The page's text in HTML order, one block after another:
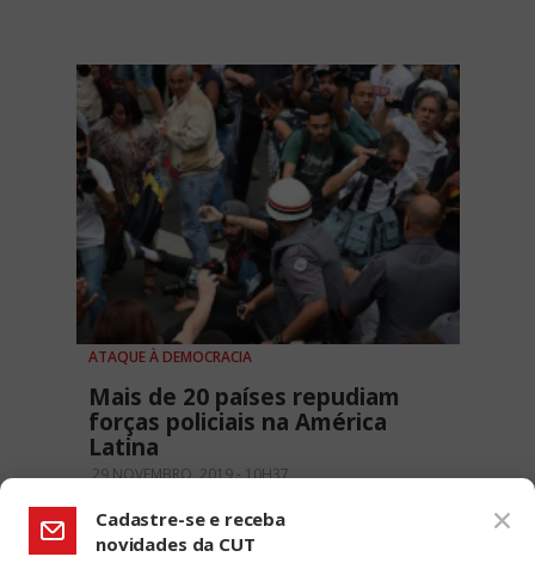
ATAQUE À DEMOCRACIA
Mais de 20 países repudiam
forças policiais na América
Latina
29 NOVEMBRO, 2019 - 10H37
Cadastre-se e receba
novidades da CUT